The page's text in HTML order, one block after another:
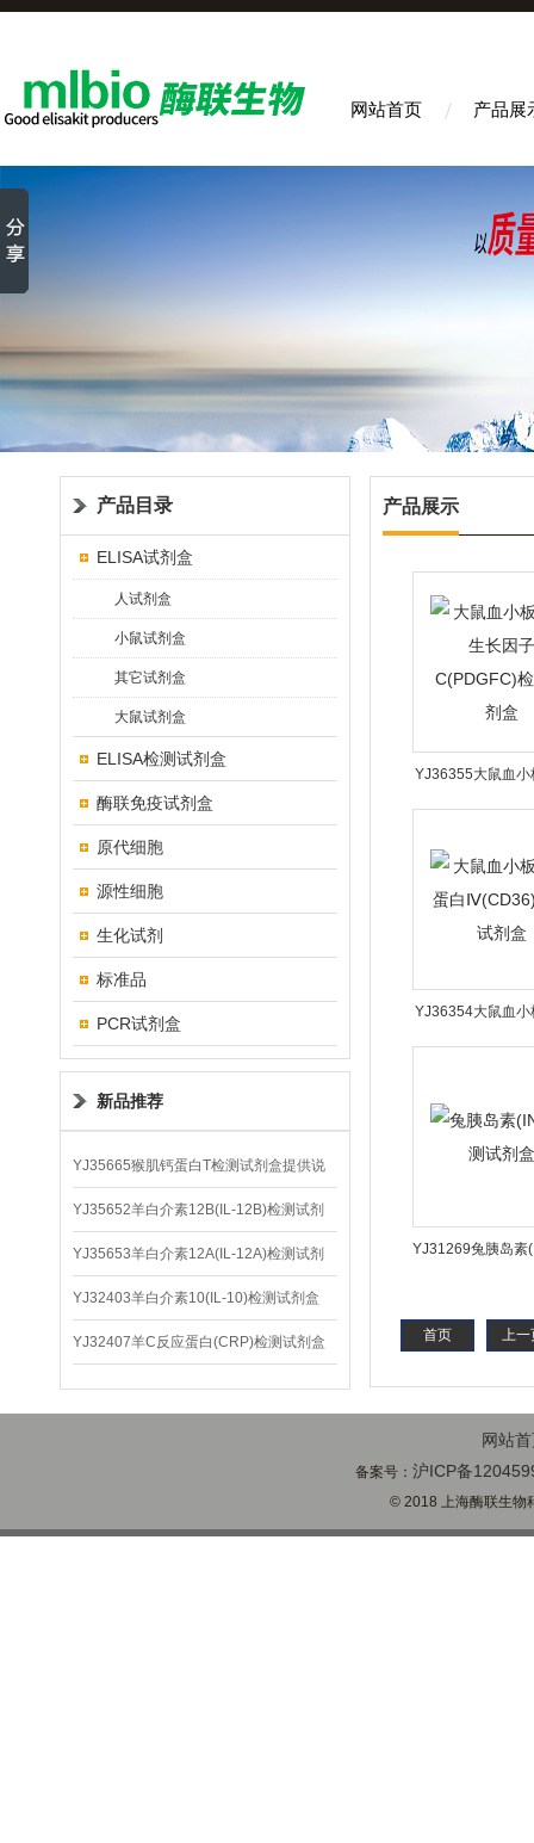
网站首页 产品展
产品目录
ELISA试剂盒
人试剂盒
小鼠试剂盒
其它试剂盒
大鼠试剂盒
ELISA检测试剂盒
酶联免疫试剂盒
原代细胞
源性细胞
生化试剂
标准品
PCR试剂盒
新品推荐
YJ35665猴肌钙蛋白T检测试剂盒提供说
明书
YJ35652羊白介素12B(IL-12B)检测试剂
盒
YJ35653羊白介素12A(IL-12A)检测试剂
盒
YJ32403羊白介素10(IL-10)检测试剂盒
YJ32407羊C反应蛋白(CRP)检测试剂盒
产品展示
YJ36355大鼠血小
长因子C(PDGFC)
YJ36354大鼠血小
白Ⅳ(CD36)检测
YJ31269兔胰岛素
首页 上一
网站
备案号：沪ICP备
© 2018 上海酶联生物